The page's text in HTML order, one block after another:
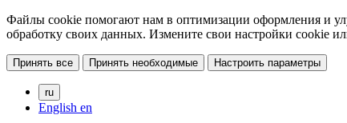
Файлы cookie помогают нам в оптимизации оформления и
обработку своих данных. Измените свои настройки cookie
Принять все Принять необходимые Настроить параметры
ru
English en